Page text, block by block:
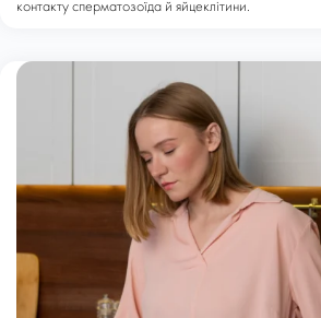
контакту сперматозоїда й яйцеклітини.